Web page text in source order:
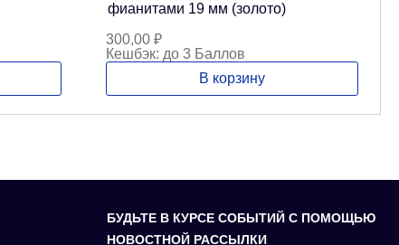
фианитами 19 мм (золото)
300,00 ₽
Кешбэк: до 3 Баллов
В корзину
БУДЬТЕ В КУРСЕ СОБЫТИЙ С ПОМОЩЬЮ
НОВОСТНОЙ РАССЫЛКИ